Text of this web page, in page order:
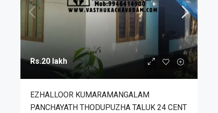
Rs.20 lakh
EZHALLOOR KUMARAMANGALAM
PANCHAYATH THODUPUZHA TALUK 24 CENT